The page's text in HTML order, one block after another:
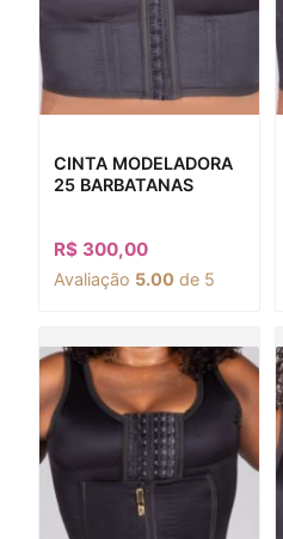
CINTA MODELADORA
25 BARBATANAS
R$ 300,00
Avaliação 5.00 de 5